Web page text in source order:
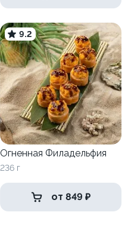
9.2
Огненная Филадельфия
236 г
от 849 ₽